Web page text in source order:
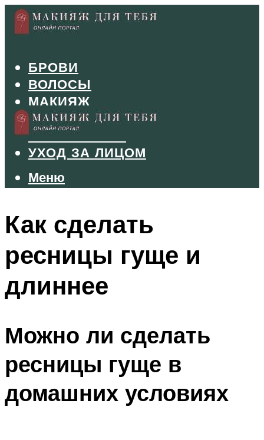
БРОВИ
ВОЛОСЫ
МАКИЯЖ
МАНИКЮР
ТУШЬ И ТЕНИ
УХОД ЗА ЛИЦОМ
Меню
Меню
Как сделать
ресницы гуще и
длиннее
Можно ли сделать
ресницы гуще в
домашних условиях